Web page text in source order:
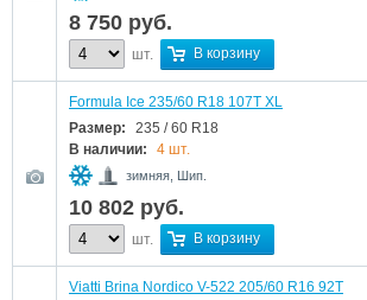
8 750 руб.
шт. В корзину
Formula Ice 235/60 R18 107T XL
Размер:
235 / 60 R18
В наличии:
4 шт.
зимняя, Шип.
10 802 руб.
шт. В корзину
Viatti Brina Nordico V-522 205/60 R16 92T